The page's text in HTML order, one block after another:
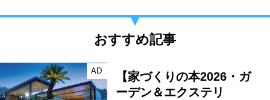
おすすめ記事
AD
【家づくりの本2026・ガ
ーデン＆エクステリ